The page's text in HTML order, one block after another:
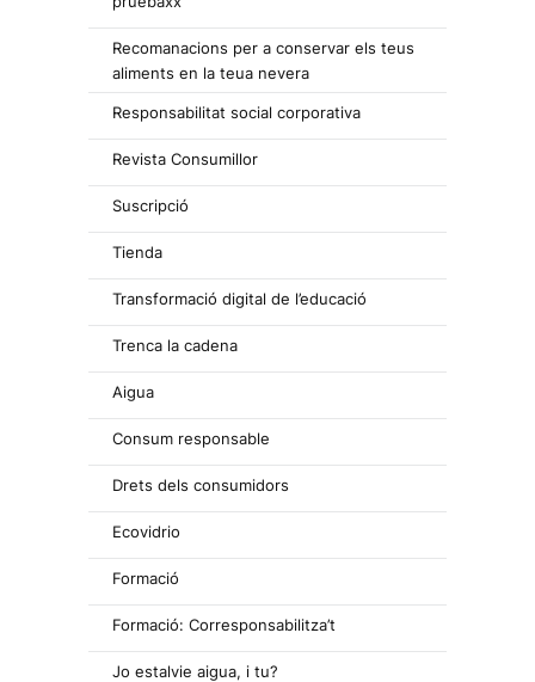
Recomanacions per a conservar els teus
aliments en la teua nevera
Responsabilitat social corporativa
Revista Consumillor
Suscripció
Tienda
Transformació digital de l’educació
Trenca la cadena
Aigua
Consum responsable
Drets dels consumidors
Ecovidrio
Formació
Formació: Corresponsabilitza’t
Jo estalvie aigua, i tu?